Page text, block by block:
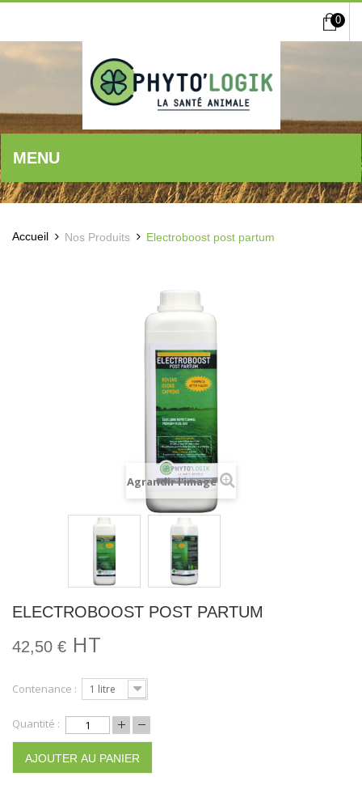
0
MENU
Accueil Nos Produits Electroboost post partum
Agrandir l'image
ELECTROBOOST POST PARTUM
42,50 € HT
Contenance : 1 litre
Quantité :
AJOUTER AU PANIER